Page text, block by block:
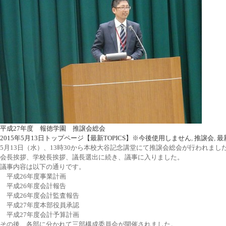
平成27年度 報徳学園 推譲会総会
2015年5月13日 トップページ【最新TOPICS】※今後使用しません, 推譲会, 最
5月13日（水）、13時30から本校大谷記念講堂にて推譲会総会が行われました
会長挨拶、学校長挨拶、議長選出に続き、議事に入りました。
議事内容は以下の通りです。
平成26年度事業計画
平成26年度会計報告
平成26年度会計監査報告
平成27年度本部役員承認
平成27年度会計予算計画
その後、各部に分かれて三部構成委員会が開催されました。